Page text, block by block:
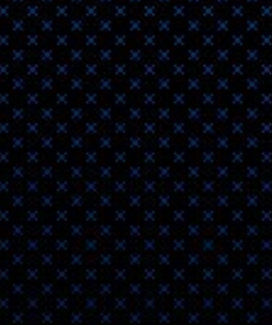
2020-05-25 12:07
Websites
2020-05-18 12:38
Компания
устойч...